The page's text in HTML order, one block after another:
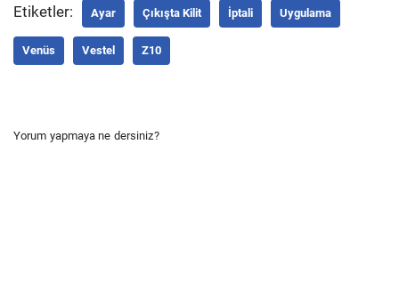
Etiketler: Ayar Çıkışta Kilit İptali Uygulama
Venüs Vestel Z10
Yorum yapmaya ne dersiniz?